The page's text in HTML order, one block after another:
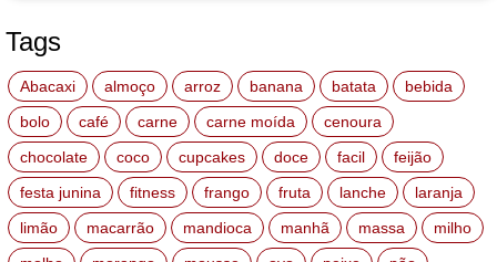
Tags
Abacaxi almoço arroz banana batata
bebida
bolo
café carne carne moída
cenoura
chocolate
coco cupcakes doce facil
feijão
festa junina
fitness frango fruta lanche
laranja
limão
macarrão mandioca manhã massa
milho